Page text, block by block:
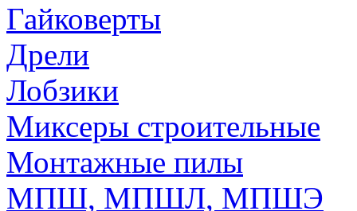
Гайковерты
Дрели
Лобзики
Миксеры строительные
Монтажные пилы
МПШ, МПШЛ, МПШЭ